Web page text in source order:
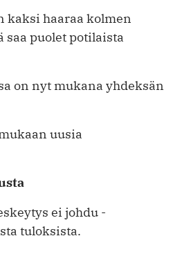
kaksi haaraa ­kolmen
puolet potilaista
on nyt mukana yhdeksän
uusia
ei johdu
tuloksista.